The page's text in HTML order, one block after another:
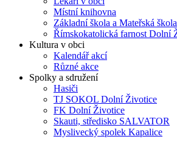
Místní knihovna
Základní škola a Mateřská
Římskokatolická farnost Dolní
Kultura v obci
Kalendář akcí
Různé akce
Spolky a sdružení
Hasiči
TJ SOKOL Dolní Životice
FK Dolní Životice
Skauti, středisko SALVATOR
Myslivecký spolek Kapalice